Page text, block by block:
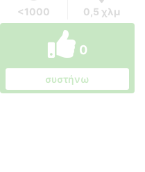
<1000 0,5 χλμ
0
συστήνω